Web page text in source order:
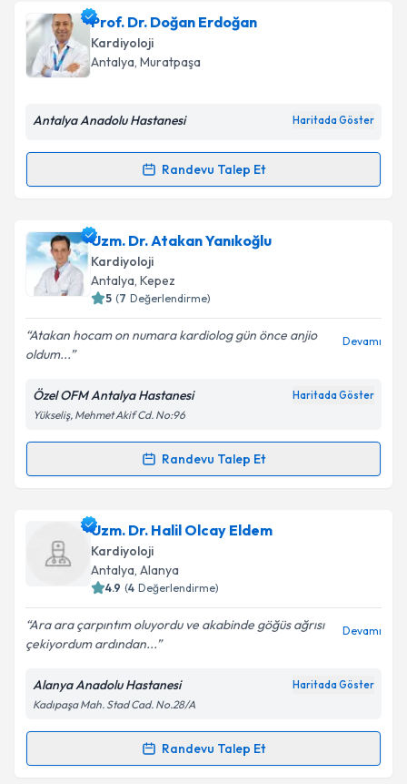
Prof. Dr. Doğan Erdoğan
Kardiyoloji
Antalya, Muratpaşa
Antalya Anadolu Hastanesi Haritada Göster
Randevu Talep Et
Randevu Takvimi Talebi
Prof. Dr. Doğan Erdoğaniçin randevu takvimi talebi
oluşturun. Size bu uzmandan randevu almanız için bir
takvim hazırlandığında e-posta ile bilgilendireceğiz.
Kişisel verilerimin işlenmesine ilişkin
Aydınlatma
Metni'ni okudum ve kişisel verilerimin belirtilen
kapsamda işlenmesini kabul ediyorum.
Uzm. Dr. Atakan Yanıkoğlu
Kardiyoloji
Antalya, Kepez
5 (7 Değerlendirme)
Atakan hocam on numara kardiolog gün önce anjio
oldum...
Devamı
Özel OFM Antalya Hastanesi Haritada Göster
Yükseliş, Mehmet Akif Cd. No:96
Randevu Talep Et
Randevu Takvimi Talebi
Uzm. Dr. Atakan Yanıkoğlu için randevu takvimi
talebi oluşturun. Size bu uzmandan randevu almanız
için bir takvim hazırlandığında e-posta ile
bilgilendireceğiz.
E-posta Adresiniz
Kişisel verilerimin işlenmesine ilişkin
Metni'ni okudum ve kişisel verilerimin belirtilen
kapsamda işlenmesini kabul ediyorum.
Uzm. Dr. Halil Olcay Eldem
Kardiyoloji
Antalya, Alanya
4.9 (4 Değerlendirme)
Ara ara çarpıntım oluyordu ve akabinde göğüs ağrısı
çekiyordum ardından...
Devamı
Alanya Anadolu Hastanesi Haritada Göster
Kadıpaşa Mah. Stad Cad. No.28/A
Randevu Talep Et
Randevu Takvimi Talebi